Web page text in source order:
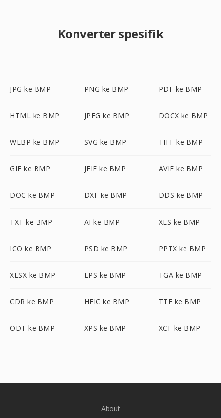
Konverter spesifik
JPG ke BMP PNG ke BMP PDF ke BMP
HTML ke BMP JPEG ke BMP DOCX ke BMP
WEBP ke BMP SVG ke BMP TIFF ke BMP
GIF ke BMP JFIF ke BMP AVIF ke BMP
DOC ke BMP DXF ke BMP DDS ke BMP
TXT ke BMP AI ke BMP XLS ke BMP
ICO ke BMP PSD ke BMP PPTX ke BMP
XLSX ke BMP EPS ke BMP TGA ke BMP
CDR ke BMP HEIC ke BMP TTF ke BMP
ODT ke BMP XPS ke BMP XCF ke BMP
About